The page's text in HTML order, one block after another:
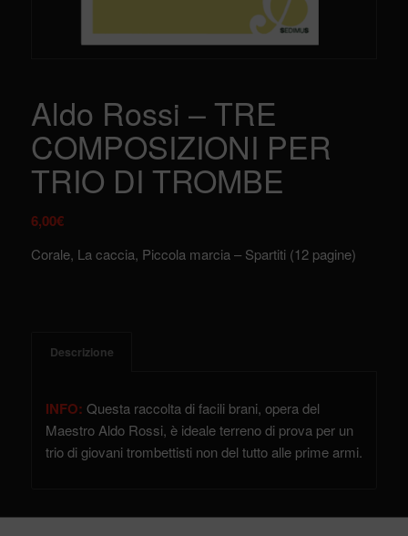
Aldo Rossi – TRE
COMPOSIZIONI PER
TRIO DI TROMBE
6,00€
Corale, La caccia, Piccola marcia – Spartiti (12 pagine)
Descrizione
INFO: Questa raccolta di facili brani, opera del
Maestro Aldo Rossi, è ideale terreno di prova per un
trio di giovani trombettisti non del tutto alle prime armi.